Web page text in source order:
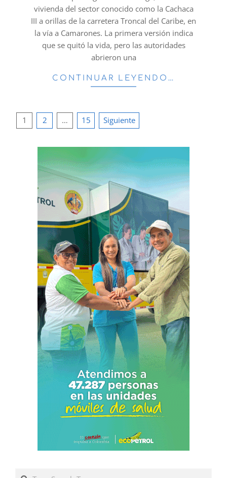
vivienda del sector conocido como la Cachaca
III a orillas de la carretera Troncal del Caribe, en
la vía a Camarones. La primera versión indica
que se quitó la vida, pero las autoridades
abrieron una
CONTINUAR LEYENDO…
Paginación
entradas
1 2 … 15 Siguiente
Search